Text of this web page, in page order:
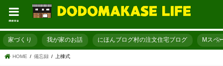
menu
家づくり 我が家のお話 にほんブログ村の注文住宅ブログ Mスペ
HOME 備忘録 上棟式